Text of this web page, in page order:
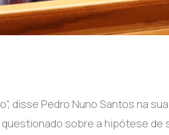
disse Pedro Nuno Santos na
sobre a hipótese de